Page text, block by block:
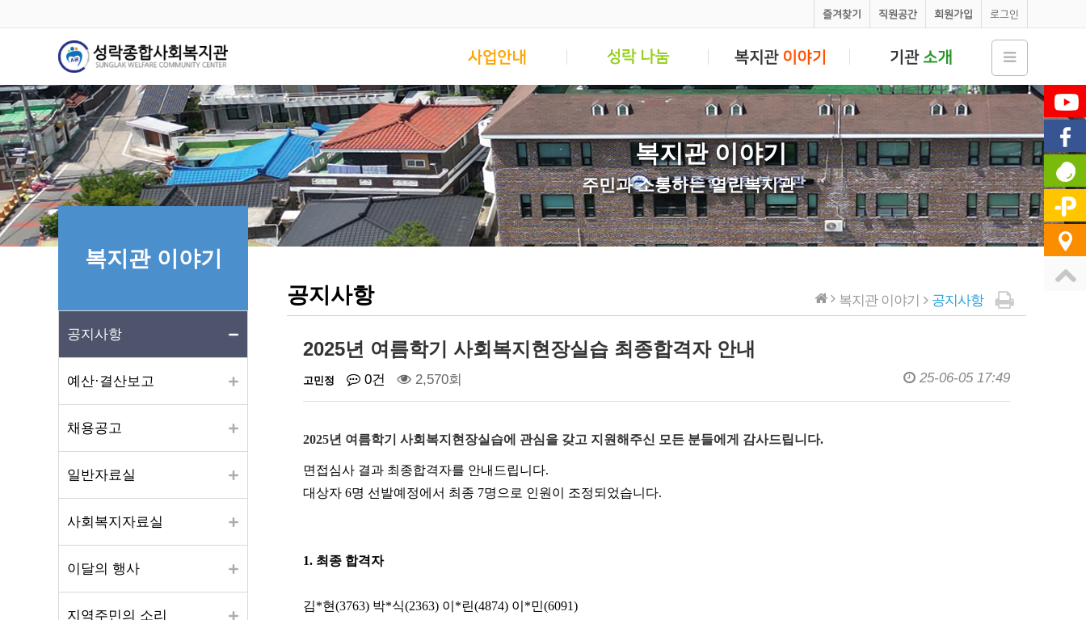
로그인
회원가입
직원공간
즐겨찾기
복지관 이야기
주민과 소통하는 열린복지관
복지관 이야기
공지사항
예산·결산보고
채용공고
일반자료실
사회복지자료실
이달의 행사
지역주민의 소리
공지사항 복지관 이야기 공지사항
2025년 여름학기 사회복지현장실습 최종합격자 안내
고민정 0건 2,570회 25-06-05 17:49
2025년 여름학기 사회복지현장실습에 관심을 갖고 지원해주신 모든 분들에게 감사드립니다.
면접심사 결과 최종합격자를 안내드립니다.
대상자 6명 선발예정에서 최종 7명으로 인원이 조정되었습니다.
1. 최종 합격자
김*현(3763) 박*식(2363) 이 *린(4874) 이 *민(6091)